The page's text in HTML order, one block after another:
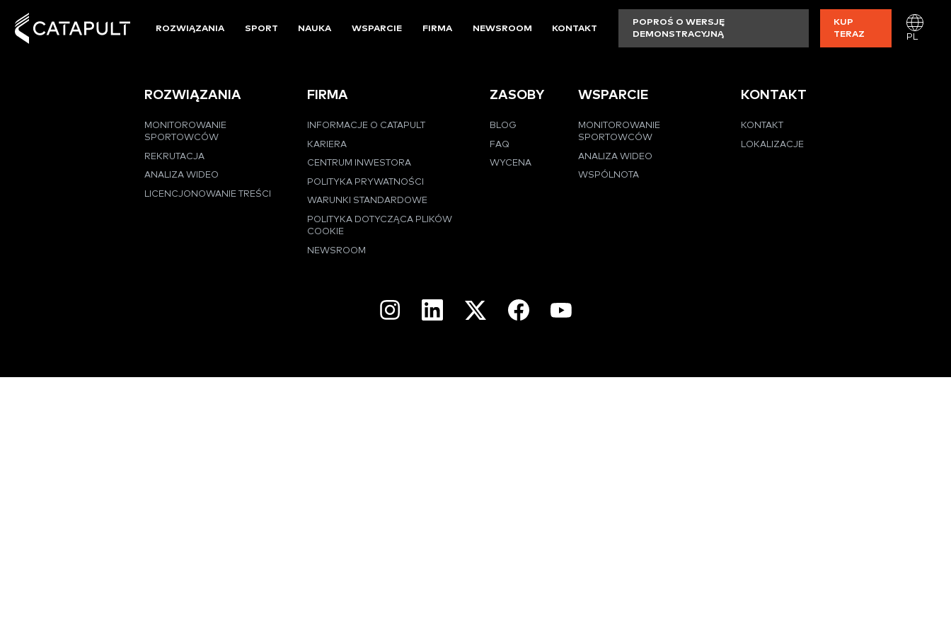
ROZWIĄZANIA SPORT NAUKA WSPARCIE FIRMA NEWSROOM KONTAKT
POPROŚ O WERSJĘ
DEMONSTRACYJNĄ
KUP
TERAZ
PL
ROZWIĄZANIA
MONITOROWANIE
SPORTOWCÓW
REKRUTACJA
ANALIZA WIDEO
LICENCJONOWANIE TREŚCI
FIRMA
INFORMACJE O CATAPULT
KARIERA
CENTRUM INWESTORA
POLITYKA PRYWATNOŚCI
WARUNKI STANDARDOWE
POLITYKA DOTYCZĄCA PLIKÓW
COOKIE
NEWSROOM
ZASOBY
BLOG
FAQ
WYCENA
WSPARCIE
MONITOROWANIE
SPORTOWCÓW
ANALIZA WIDEO
WSPÓLNOTA
KONTAKT
KONTAKT
LOKALIZACJE